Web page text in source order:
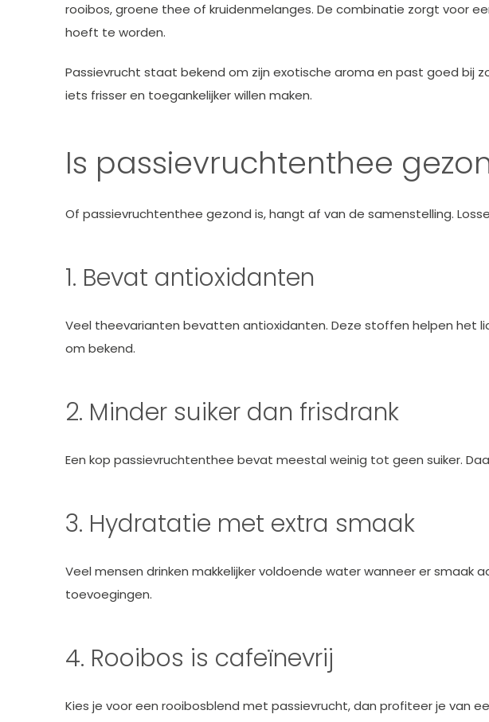
rooibos, groene thee of kruidenmelanges. De combinatie zorgt voor
hoeft te worden.
Passievrucht staat bekend om zijn exotische aroma en past goed bij
iets frisser en toegankelijker willen maken.
Is passievruchtenthee
Of passievruchtenthee gezond is, hangt af van de samenstelling.
1. Bevat antioxidanten
Veel theevarianten bevatten antioxidanten. Deze stoffen helpen het
om bekend.
2. Minder suiker dan frisdrank
Een kop passievruchtenthee bevat meestal weinig tot geen suiker.
3. Hydratatie met extra smaak
Veel mensen drinken makkelijker voldoende water wanneer er
toevoegingen.
4. Rooibos is cafeïnevrij
Kies je voor een rooibosblend met passievrucht, dan profiteer je van